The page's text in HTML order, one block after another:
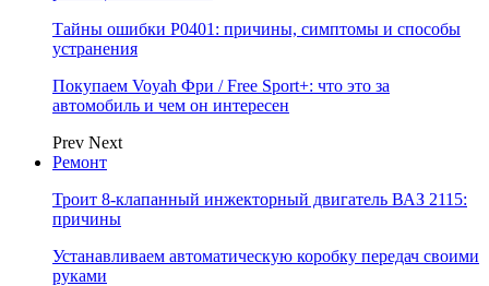
Тайны ошибки P0401: причины, симптомы и способы
устранения
Покупаем Voyah Фри / Free Sport+: что это за
автомобиль и чем он интересен
Prev Next
Ремонт
Троит 8-клапанный инжекторный двигатель ВАЗ 2115:
причины
Устанавливаем автоматическую коробку передач своими
руками